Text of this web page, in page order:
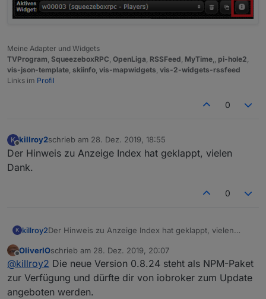
Meine Adapter und Widgets
TVProgram SqueezeboxRPC OpenLiga RSSFeed MyTime pi-hole2
vis-json-template skiinfo vis-mapwidgets vis-2-widgets-rssfeed
Links im Profil
0
K
Offline
killroy2schrieb am 28. Dez. 2019, 18:55
zuletzt editiert von
Der Hinweis zu Anzeige Index hat geklappt, vielen
Dank.
0
K killroy2Der Hinweis zu Anzeige Index hat geklappt, vielen
Offline
OliverIOschrieb am 28. Dez. 2019, 20:07
zuletzt editiert von
@killroy2 Die neue Version 0.8.24 steht als NPM-Paket
zur Verfügung und dürfte dir von iobroker zum Update
angeboten werden.